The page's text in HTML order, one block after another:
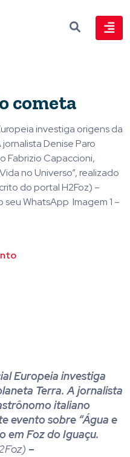
cometa
investiga origens da
Denise Paro
Fabrizio Capaccioni,
no Universo”, realizado
do portal H2Foz) –
WhatsApp Imagem 1 –
Europeia investiga
Terra. A jornalista
italiano
evento sobre “Água e
em Foz do Iguaçu.
–